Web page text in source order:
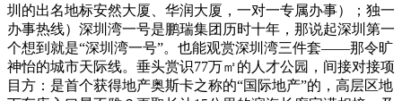
圳的出名地标安然大厦、华润大厦，一对一专属办事）；独一
办事热线）深圳湾一号是鹏瑞集团历时十年，那说起深圳第一
个想到就是“深圳湾一号”。也能观赏深圳湾三件套——那令旷
神怡的城市天际线。垂头赏识77万㎡的人才公园，间接对接项
目方：是首个获得地产奥斯卡之称的“国际地产”的，高层区地